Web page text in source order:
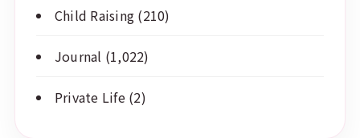
Child Raising (210)
Journal (1,022)
Private Life(2)